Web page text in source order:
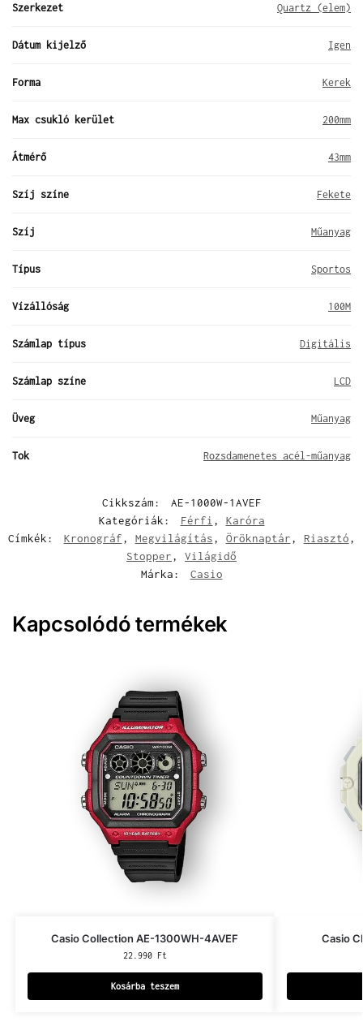
Szerkezet Quartz (elem)
Dátum kijelző Igen
Forma Kerek
Max csukló kerület 200mm
Átmérő 43mm
Szíj színe Fekete
Szíj Műanyag
Típus Sportos
Vízállóság 100M
Számlap típus Digitális
Számlap színe LCD
Üveg Műanyag
Tok Rozsdamenetes acél-műanyag
Cikkszám:
AE-1000W-1AVEF
Kategóriák:
Férfi , Karóra
Címkék:
Kronográf, Megvilágítás, Öröknaptár, Riasztó,
Stopper, Világidő
Márka:
Casio
Kapcsolódó termékek
Casio Collection AE-1300WH-4AVEF
22.990 Ft
Kosárba teszem
Casio